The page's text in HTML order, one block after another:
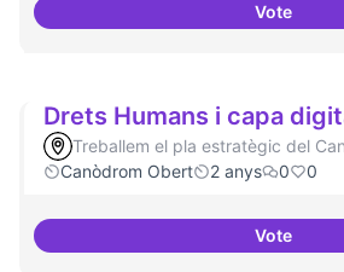
Vote
Drets Humans i capa
Treballem el pla estratègic del
Canòdrom Obert
2 anys 0 0
VoteDrets